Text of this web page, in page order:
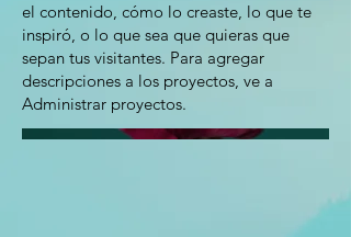
el contenido, cómo lo creaste, lo que te
inspiró, o lo que sea que quieras que
sepan tus visitantes. Para agregar
descripciones a los proyectos, ve a
Administrar proyectos.